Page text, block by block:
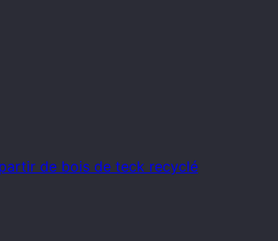
de bois de teck recyclé